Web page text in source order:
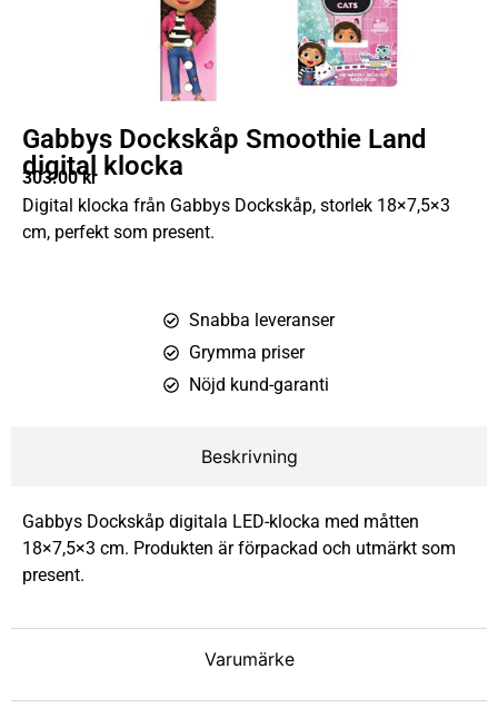
Gabbys Dockskåp Smoothie Land
digital klocka
303.00kr
Digital klocka från Gabbys Dockskåp, storlek 18×7,5×3
cm, perfekt som present.
Snabba leveranser
Grymma priser
Nöjd kund-garanti
Beskrivning
Varumärke
Gabbys Dockskåp digitala LED-klocka med måtten
18×7,5×3 cm. Produkten är förpackad och utmärkt som
present.